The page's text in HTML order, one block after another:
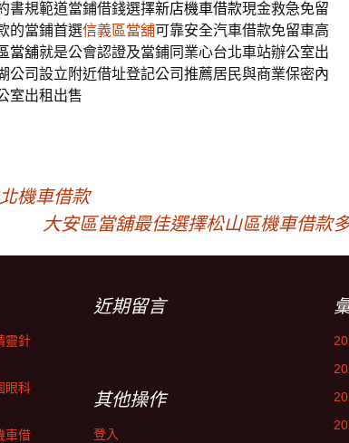
書規範道當鋪借錢選擇新店機車借款現金救急免留
的當鋪首選信義區當舖可靠安全汽車借款免留車高
當舖就是公會認證及當鋪同業心台北車站辦公室出
公司設立附近借址登記公司推薦居民與商業保密內
室出租出售
機車借款
大安區當舖最佳選擇松山區機車借款
靈針
眼科
車借
近期留言
其他操作
登入